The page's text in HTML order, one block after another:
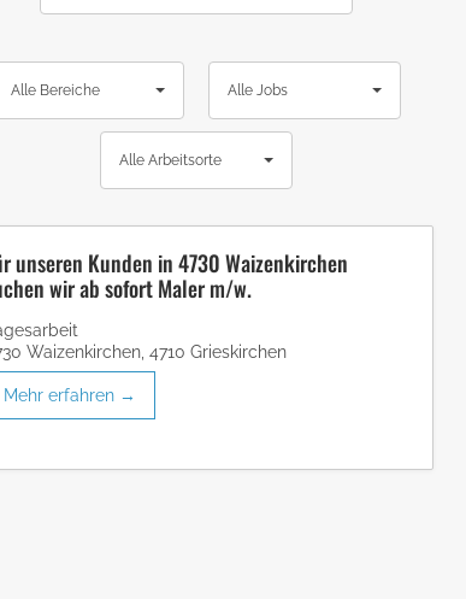
s
r
a
t
n
Alle Bereiche
A
l
e
J
o
b
s
Alle Jobs
A
e
A
r
e
i
t
o
Alle Arbeitsorte
unseren Kunden in 4730 Waizenkirchen
wir ab sofort Maler m/w.
Waizenkirchen 4710 Grieskirchen
Mehr erfahren